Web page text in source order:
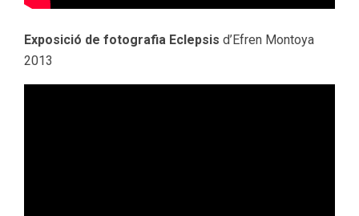
Exposició de fotografia Eclepsis d’Efren Montoya
2013